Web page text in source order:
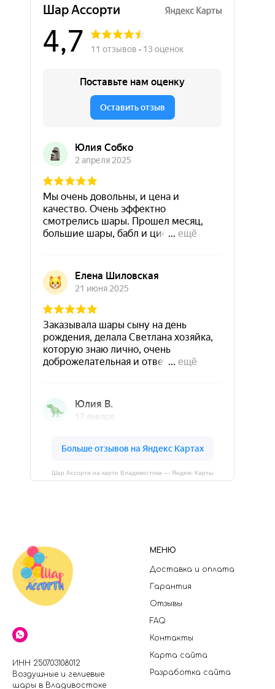
Шар Ассорти на карте Владивостока — Яндекс Карты
ИНН 250703108012
Воздушные и гелиевые
шары в Владивостоке
МЕНЮ
Доставка и оплата
Гарантия
Отзывы
FAQ
Контакты
Карта сайта
Разработка сайта